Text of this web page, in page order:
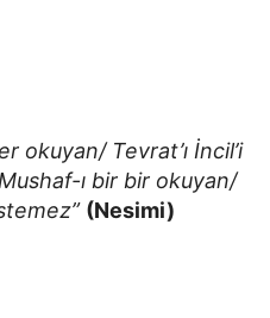
okuyan/ Tevrat’ı İncil’i
ı bir bir okuyan/
(Nesimi)